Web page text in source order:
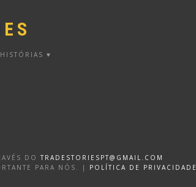
♥
DO TRADESTORIESPT@GMAIL.COM
PARA NÓS. | POLÍTICA DE PRIVACIDADE